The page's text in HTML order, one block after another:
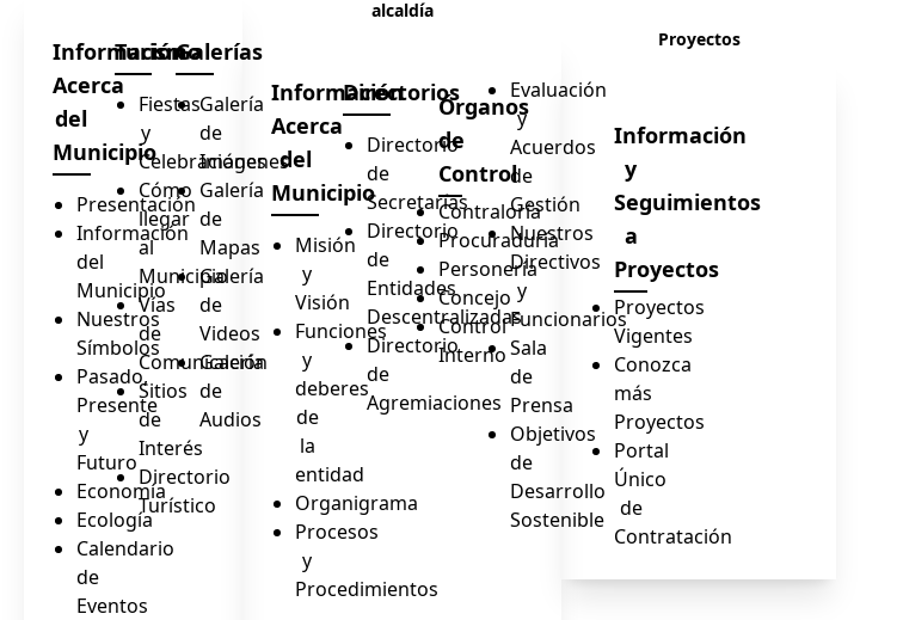
Información
Acerca
del
Municipio
Presentación
Información
del
Municipio
Nuestros
Símbolos
Pasado,
Presente
y
Futuro
Economía
Ecología
Calendario
de
Eventos
Turismo
Fiestas
y
Celebraciones
Cómo
llegar
al
Municipio
Vías
de
Comunicación
Sitios
de
Interés
Directorio
Turístico
Galerías
Galería
de
Imágenes
Galería
de
Mapas
Galería
de
Videos
Galería
de
Audios
alcaldía
Información
Acerca
del
Municipio
Misión
y
Visión
Funciones
y
deberes
de
la
entidad
Organigrama
Procesos
y
Procedimientos
Directorios
Directorio
de
Secretarías
Directorio
de
Entidades
Descentralizadas
Directorio
de
Agremiaciones
Órganos
de
Control
Contraloría
Procuraduría
Personería
Concejo
Control
Interno
Evaluación
y
Acuerdos
de
Gestión
Nuestros
Directivos
y
Funcionarios
Sala
de
Prensa
Objetivos
de
Desarrollo
Sostenible
Proyectos
Información
y
Seguimientos
a
Proyectos
Proyectos
Vigentes
Conozca
más
Proyectos
Portal
Único
de
Contratación